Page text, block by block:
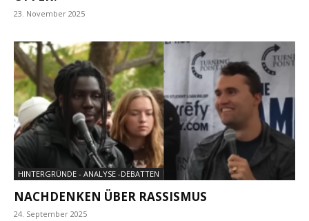
23. November 2025
HINTERGRÜNDE - ANALYSE -DEBATTEN
NACHDENKEN ÜBER RASSISMUS
24. September 2025